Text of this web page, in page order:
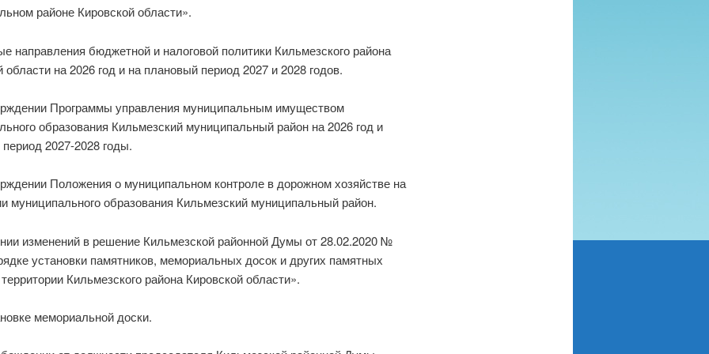
районе Кировской области».
направления бюджетной и налоговой политики Кильмезского района
области на 2026 год и на плановый период 2027 и 2028 годов.
Программы управления муниципальным имуществом
образования Кильмезский муниципальный район на 2026 год и
2027-2028 годы.
Положения о муниципальном контроле в дорожном хозяйстве на
муниципального образования Кильмезский муниципальный район.
изменений в решение Кильмезской районной Думы от 28.02.2020 №
установки памятников, мемориальных досок и других памятных
Кильмезского района Кировской области».
мемориальной доски.